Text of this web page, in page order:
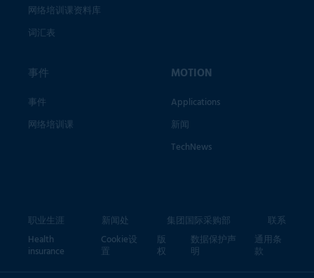
网络培训课资料库
词汇表
事件
事件
网络培训课
MOTION
Applications
新闻
TechNews
职业生涯 新闻处 集团国际采购部
联系
Health
insurance
Cookie设
置
版
权
数据保护声
明
通用条
款